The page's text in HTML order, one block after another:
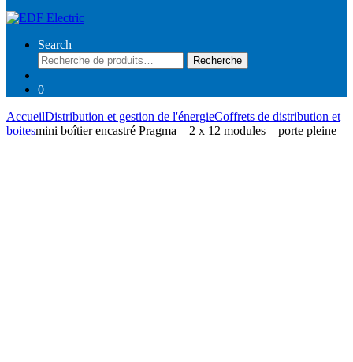
Search
Recherche
pour :
Recherche
0
AccueilDistribution et gestion de l'énergieCoffrets de distribution et
boitesmini boîtier encastré Pragma – 2 x 12 modules – porte pleine